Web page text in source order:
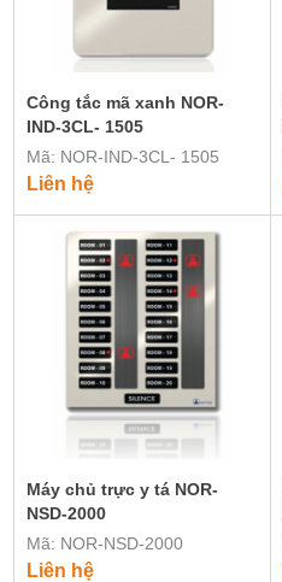
Công tắc mã xanh NOR-
IND-3CL- 1505
Mã: NOR-IND-3CL- 1505
Liên hệ
Máy chủ trực y tá NOR-
NSD-2000
Mã: NOR-NSD-2000
Liên hệ